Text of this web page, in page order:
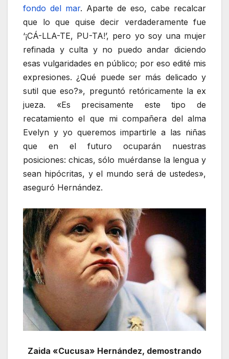
fondo del mar. Aparte de eso, cabe recalcar
que lo que quise decir verdaderamente fue
‘¡CÁ-LLA-TE, PU-TA!’, pero yo soy una mujer
refinada y culta y no puedo andar diciendo
esas vulgaridades en público; por eso edité mis
expresiones. ¿Qué puede ser más delicado y
sutil que eso?», preguntó retóricamente la ex
jueza. «Es precisamente este tipo de
recatamiento el que mi compañera del alma
Evelyn y yo queremos impartirle a las niñas
que en el futuro ocuparán nuestras
posiciones: chicas, sólo muérdanse la lengua y
sean hipócritas, y el mundo será de ustedes»,
aseguró Hernández.
Zaida «Cucusa» Hernández, demostrando